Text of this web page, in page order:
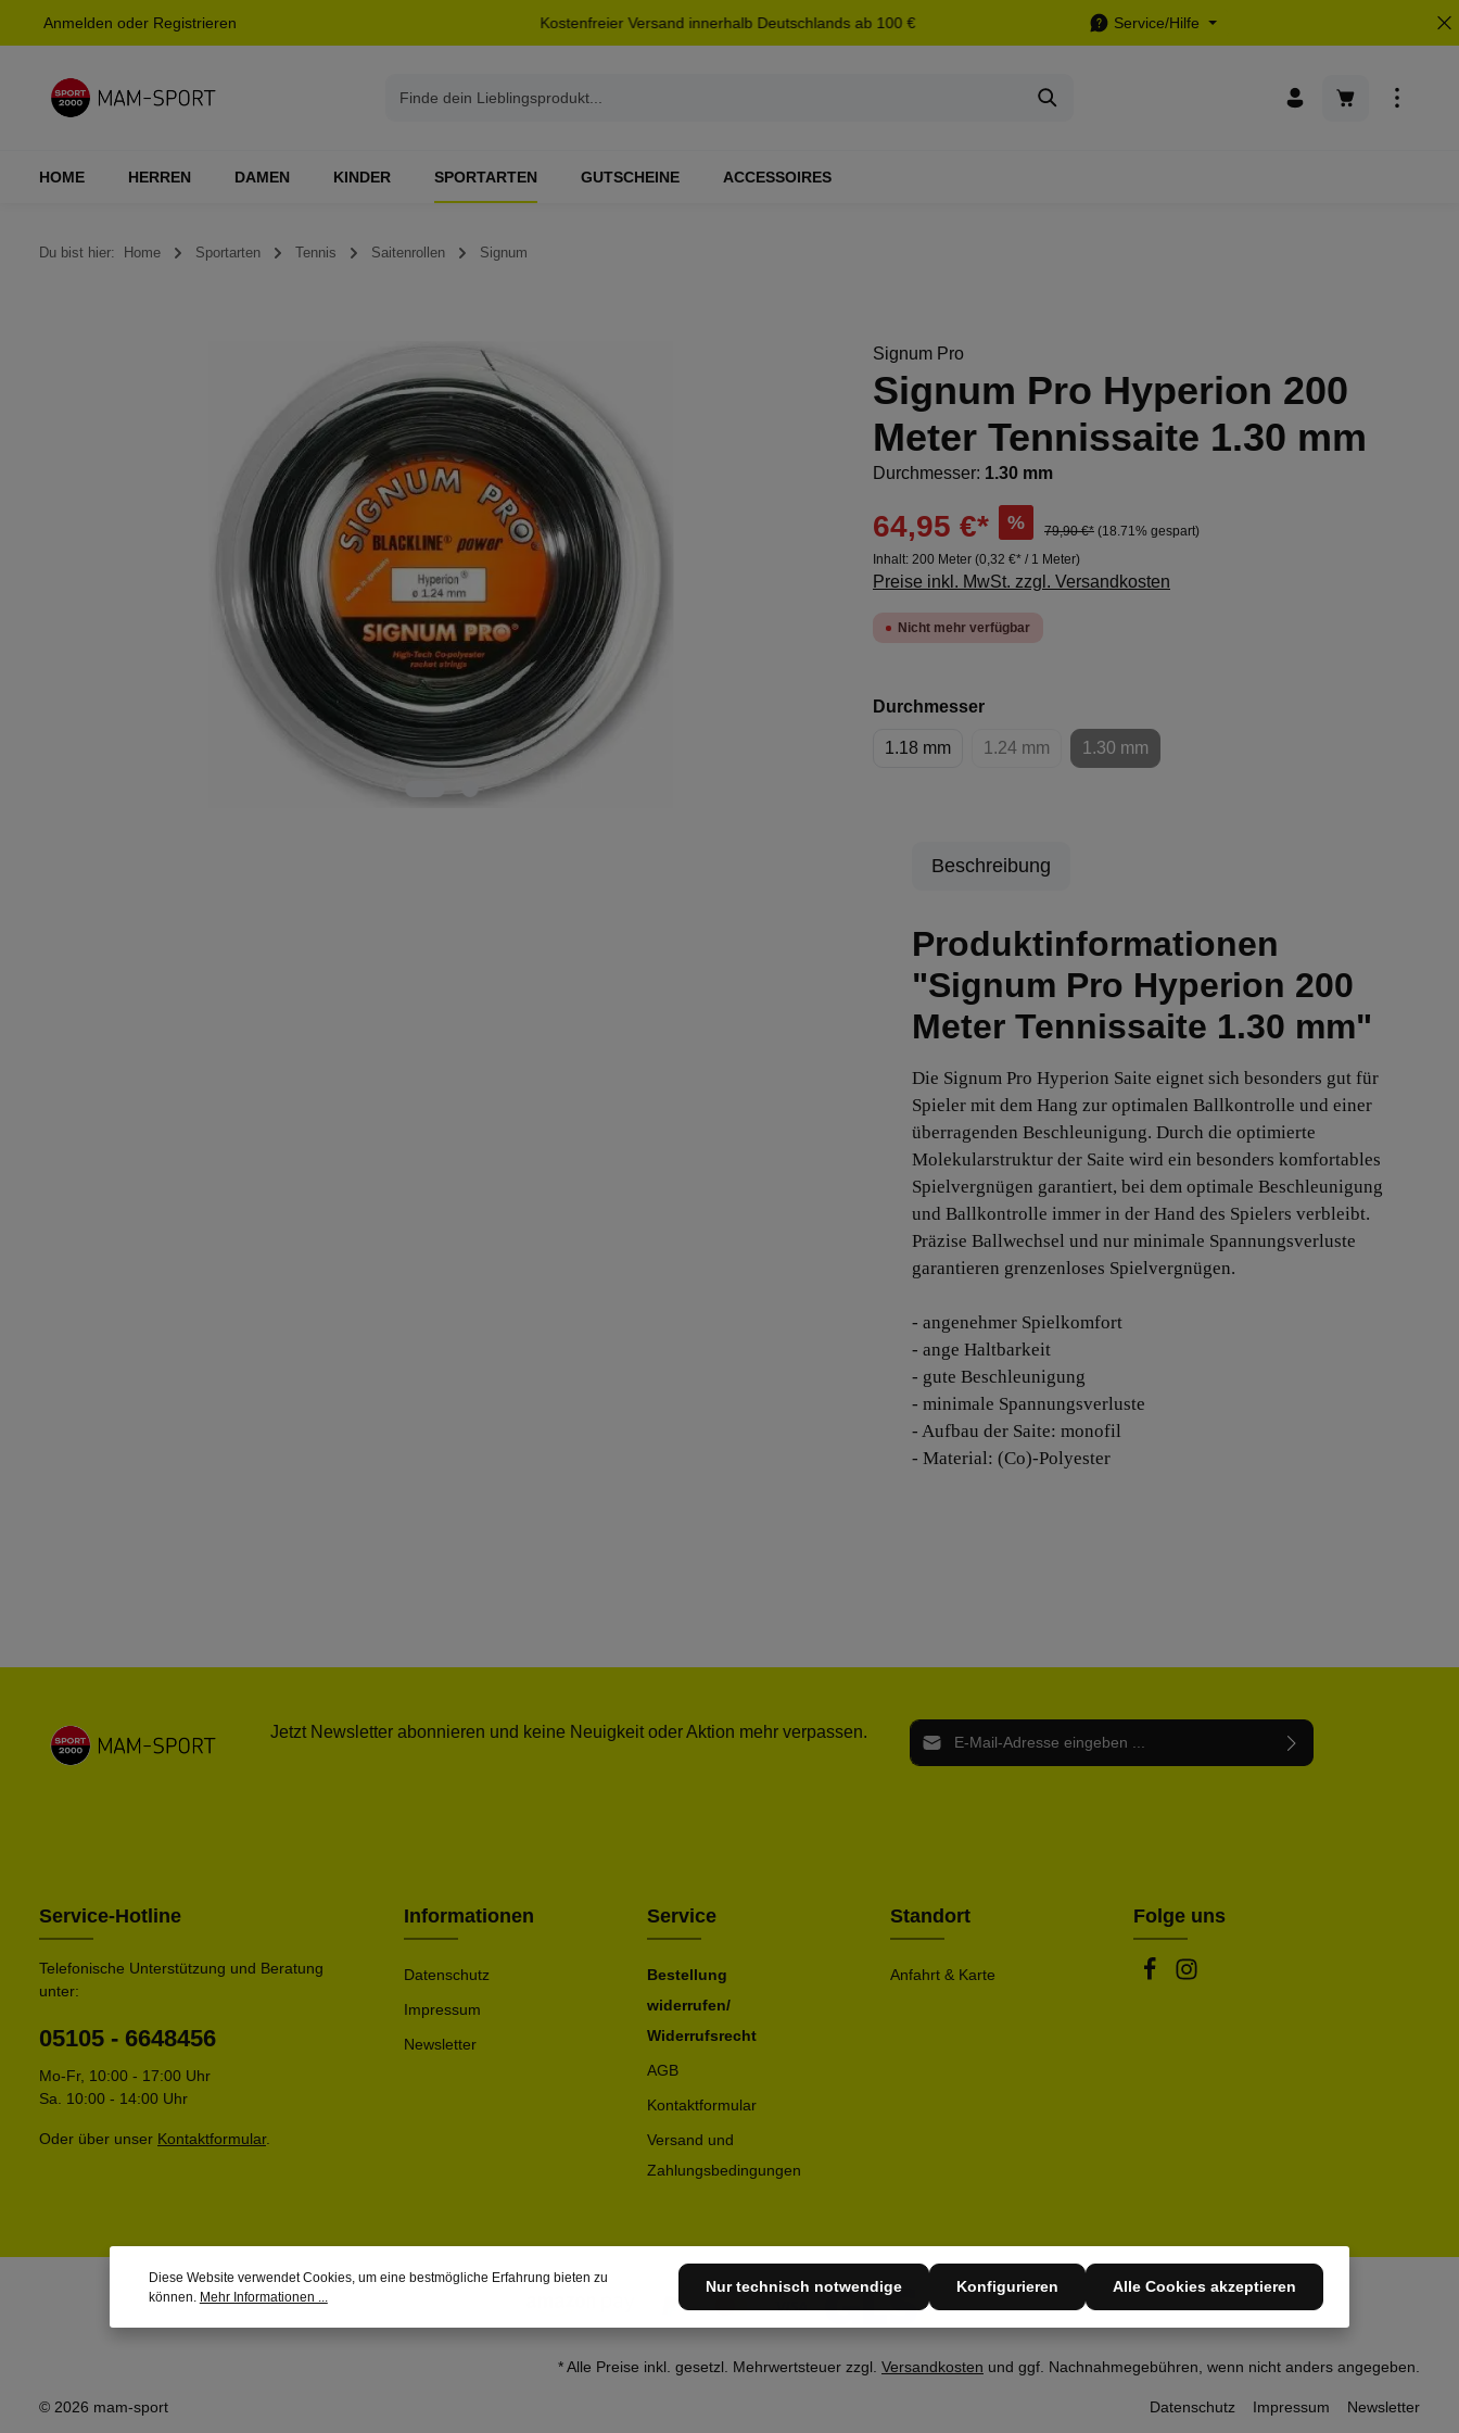
Zur Hauptnavigation springen
Anmelden oder Registrieren Kostenfreier Versand innerhalb Deutschlands ab 100 € Service/Hilfe
Warenkorb
HOME HERREN DAMEN KINDER SPORTARTEN GUTSCHEINE ACCESSOIRES
Du bist hier: Home Sportarten Tennis Saitenrollen Signum
Signum Pro
Signum Pro Hyperion 200
Meter Tennissaite 1.30 mm
Durchmesser: 1.30 mm
64,95 €* % 79,90 €* (18.71% gespart)
Inhalt: 200 Meter (0,32 €* / 1 Meter)
Preise inkl. MwSt. zzgl. Versandkosten
Nicht mehr verfügbar
Durchmesserauswählen
1.18 mm 1.24 mm
(Diese Option ist zurzeit nicht verfügbar.)
1.30 mm
(Diese Option ist zurzeit nicht verfügbar.)
Beschreibung
Produktinformationen
"Signum Pro Hyperion 200
Meter Tennissaite 1.30 mm"
Die Signum Pro Hyperion Saite eignet sich besonders gut für
Spieler mit dem Hang zur optimalen Ballkontrolle und einer
überragenden Beschleunigung. Durch die optimierte
Molekularstruktur der Saite wird ein besonders komfortables
Spielvergnügen garantiert, bei dem optimale Beschleunigung
und Ballkontrolle immer in der Hand des Spielers verbleibt.
Präzise Ballwechsel und nur minimale Spannungsverluste
garantieren grenzenloses Spielvergnügen.
- angenehmer Spielkomfort
- ange Haltbarkeit
- gute Beschleunigung
- minimale Spannungsverluste
- Aufbau der Saite: monofil
- Material: (Co)-Polyester
Jetzt Newsletter abonnieren und keine Neuigkeit oder Aktion mehr verpassen. E-Mail-Adresse*
Service-Hotline
Telefonische Unterstützung und Beratung
unter:
05105 - 6648456
Mo-Fr, 10:00 - 17:00 Uhr
Sa. 10:00 - 14:00 Uhr
Oder über unser Kontaktformular.
Informationen
Datenschutz
Impressum
Newsletter
Service
Bestellung
widerrufen/
Widerrufsrecht
AGB
Kontaktformular
Versand und
Zahlungsbedingungen
Standort
Anfahrt & Karte
Folge uns
* Alle Preise inkl. gesetzl. Mehrwertsteuer zzgl. Versandkosten und ggf. Nachnahmegebühren, wenn nicht anders angegeben.
© 2026 mam-sport Datenschutz Impressum Newsletter
Diese Website verwendet Cookies, um eine bestmögliche Erfahrung bieten zu
können. Mehr Informationen ...
Nur technisch notwendige Konfigurieren Alle Cookies akzeptieren